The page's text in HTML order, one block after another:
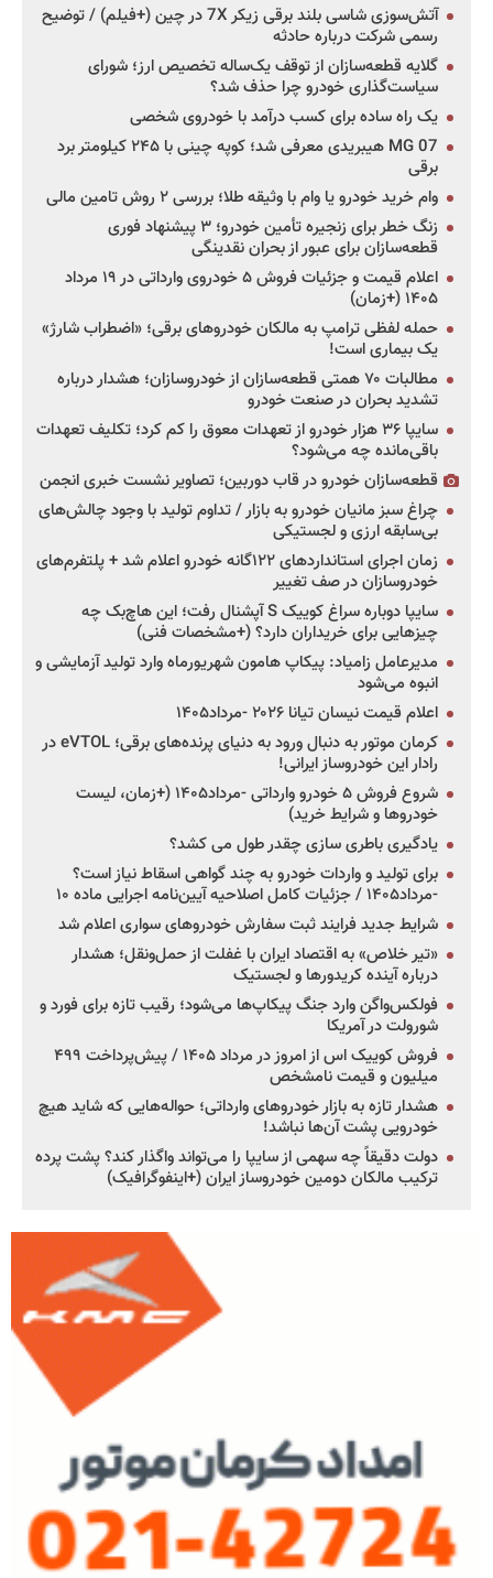
آتش‌سوزی شاسی بلند برقی زیکر 7X در چین (+فیلم) / توضیح
رسمی شرکت درباره حادثه
گلایه قطعه‌سازان از توقف یک‌ساله تخصیص ارز؛ شورای
سیاست‌گذاری خودرو چرا حذف شد؟
یک راه ساده برای کسب درآمد با خودروی شخصی
MG 07 هیبریدی معرفی شد؛ کوپه چینی با ۲۴۵ کیلومتر برد
برقی
وام خرید خودرو یا وام با وثیقه طلا؛ بررسی ۲ روش تامین مالی
زنگ خطر برای زنجیره تأمین خودرو؛ ۳ پیشنهاد فوری
قطعه‌سازان برای عبور از بحران نقدینگی
اعلام قیمت و جزئیات فروش ۵ خودروی وارداتی در ۱۹ مرداد
۱۴۰۵ (+زمان)
حمله لفظی ترامپ به مالکان خودروهای برقی؛ «اضطراب شارژ»
یک بیماری است!
مطالبات ۷۰ همتی قطعه‌سازان از خودروسازان؛ هشدار درباره
تشدید بحران در صنعت خودرو
سایپا ۳۶ هزار خودرو از تعهدات معوق را کم کرد؛ تکلیف تعهدات
باقی‌مانده چه می‌شود؟
قطعه‌سازان خودرو در قاب دوربین؛ تصاویر نشست خبری انجمن
چراغ سبز مانیان خودرو به بازار / تداوم تولید با وجود چالش‌های
بی‌سابقه ارزی و لجستیکی
زمان اجرای استانداردهای ۱۲۲گانه خودرو اعلام شد + پلتفرم‌های
خودروسازان در صف تغییر
سایپا دوباره سراغ کوییک S آپشنال رفت؛ این هاچ‌بک چه
چیزهایی برای خریداران دارد؟ (+مشخصات فنی)
مدیرعامل زامیاد: پیکاپ هامون شهریورماه وارد تولید آزمایشی و
انبوه می‌شود
اعلام قیمت نیسان تیانا ۲۰۲۶ -مرداد۱۴۰۵
کرمان موتور به دنبال ورود به دنیای پرنده‌های برقی؛ eVTOL در
رادار این خودروساز ایرانی!
شروع فروش ۵ خودرو وارداتی -مرداد۱۴۰۵ (+زمان، لیست
خودروها و شرایط خرید)
یادگیری باطری سازی چقدر طول می کشد؟
برای تولید و واردات خودرو به چند گواهی اسقاط نیاز است؟
-مرداد۱۴۰۵ / جزئیات کامل اصلاحیه آیین‌نامه اجرایی ماده ۱۰
شرایط جدید فرایند ثبت سفارش خودروهای سواری اعلام شد
«تیر خلاص» به اقتصاد ایران با غفلت از حمل‌ونقل؛ هشدار
درباره آینده کریدورها و لجستیک
فولکس‌واگن وارد جنگ پیکاپ‌ها می‌شود؛ رقیب تازه برای فورد و
شورولت در آمریکا
فروش کوییک اس از امروز در مرداد ۱۴۰۵ / پیش‌پرداخت ۴۹۹
میلیون و قیمت نامشخص
هشدار تازه به بازار خودروهای وارداتی؛ حواله‌هایی که شاید هیچ
خودرویی پشت آن‌ها نباشد!
دولت دقیقاً چه سهمی از سایپا را می‌تواند واگذار کند؟ پشت پرده
ترکیب مالکان دومین خودروساز ایران (+اینفوگرافیک)